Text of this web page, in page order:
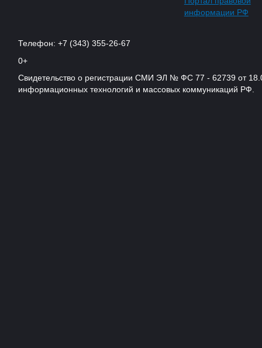
информации РФ
Телефон: +7 (343) 355-26-67
0+
Свидетельство о регистрации СМИ ЭЛ № ФС 77 - 62739 от
информационных технологий и массовых коммуникаций РФ.